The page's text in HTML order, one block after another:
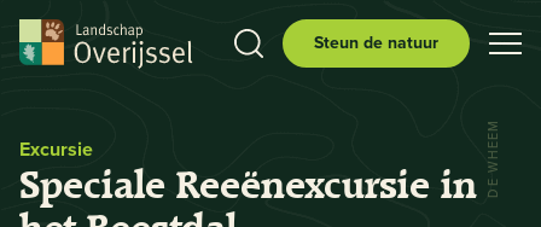
Steun de natuur
Excursie
Speciale Reeënexcursie in DE WHEEM